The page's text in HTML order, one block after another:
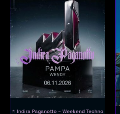
⭐ Indira Paganotto – Weekend Techno